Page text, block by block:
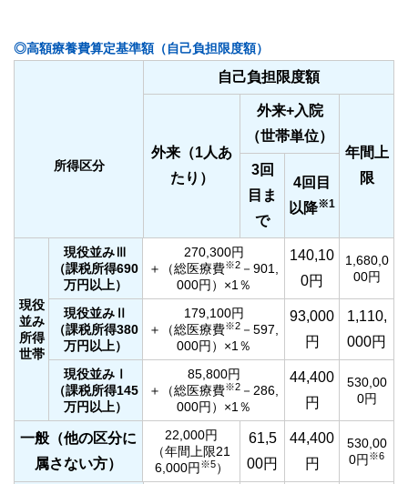
◎高額療養費算定基準額（自己負担限度額）
所得区分
自己負担限度額
外来（1人あ
たり）
外来+入院
（世帯単位）
年間上
限
3回
目ま
で
4回目
以降※1
現役
並み
所得
世帯
現役並みⅢ
（課税所得690
万円以上）
270,300円
＋（総医療費※2 －901,
000円）×1％
140,10
0円
1,680,0
00円
現役並みⅡ
（課税所得380
万円以上）
179,100円
＋（総医療費※2 －597,
000円）×1％
93,000
円
1,110,
000円
現役並みⅠ
（課税所得145
万円以上）
85,800円
＋（総医療費※2 －286,
000円）×1％
44,400
円
530,00
0円
一般（他の区分に
属さない方）
22,000円
（年間上限21
6,000円 ※5）
61,5
00円
44,400
円
530,00
0円 ※6